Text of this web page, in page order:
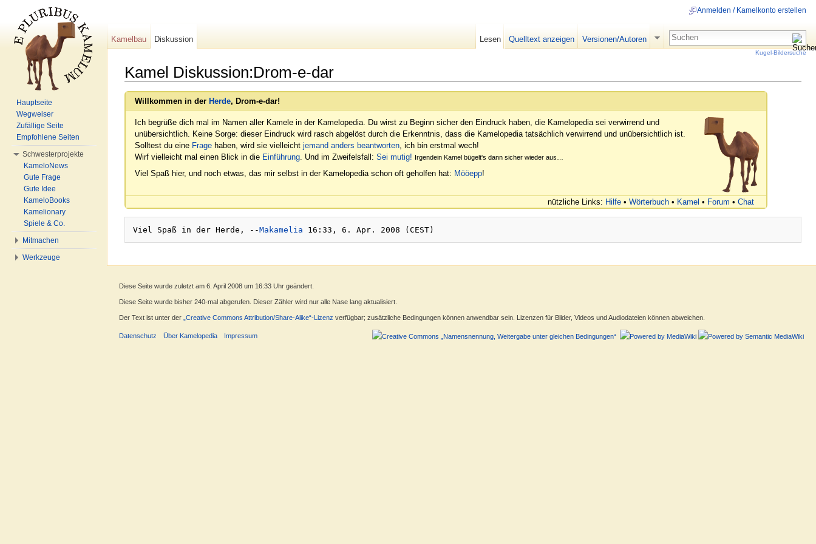
Kamel Diskussion:Drom-e-dar
Willkommen in der Herde, Drom-e-dar!
Ich begrüße dich mal im Namen aller Kamele in der Kamelopedia. Du wirst zu Beginn sicher den Eindruck haben, die Kamelopedia sei verwirrend und
unübersichtlich. Keine Sorge: dieser Eindruck wird rasch abgelöst durch die Erkenntnis, dass die Kamelopedia tatsächlich verwirrend und unübersichtlich ist.
Solltest du eine Frage haben, wird sie vielleicht jemand anders beantworten, ich bin erstmal wech!
Wirf vielleicht mal einen Blick in die Einführung. Und im Zweifelsfall: Sei mutig! Irgendein Kamel bügelt's dann sicher wieder aus…
Viel Spaß hier, und noch etwas, das mir selbst in der Kamelopedia schon oft geholfen hat: Mööepp!
nützliche Links: Hilfe • Wörterbuch • Kamel • Forum • Chat
Viel Spaß in der Herde, --Makamelia
Anmelden / Kamelkonto erstellen
Kamelbau Diskussion Lesen Quelltext anzeigen Versionen/Autoren
Kugel-Bildersuche
Hauptseite
Wegweiser
Zufällige Seite
Empfohlene Seiten
Schwesterprojekte
KameloNews
Gute Frage
Gute Idee
KameloBooks
Kamelionary
Spiele & Co.
Mitmachen
Werkzeuge
Diese Seite wurde zuletzt am 6. April 2008 um 16:33 Uhr geändert.
Diese Seite wurde bisher 240-mal abgerufen. Dieser Zähler wird nur alle Nase lang aktualisiert.
Der Text ist unter der „Creative Commons Attribution/Share-Alike“-Lizenz verfügbar; zusätzliche Bedingungen können anwendbar sein. Lizenzen für Bilder, Videos und Audiodateien können abweichen.
Datenschutz Über Kamelopedia Impressum